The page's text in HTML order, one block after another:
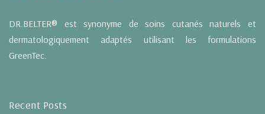
DR.BELTER® est synonyme de soins cutanés naturels et
dermatologiquement adaptés utilisant les formulations
GreenTec.
Recent Posts